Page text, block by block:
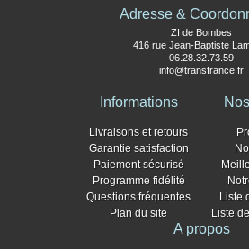
Adresse &
ZI de Bombes
416 rue Jean-Baptiste
06.28.32.73.59
info@transfrance.fr
Informations
Livraisons et retours
Garantie satisfaction
Paiement sécurisé
Programme fidélité
Questions fréquentes
Plan du site
Liste
Liste
A propos